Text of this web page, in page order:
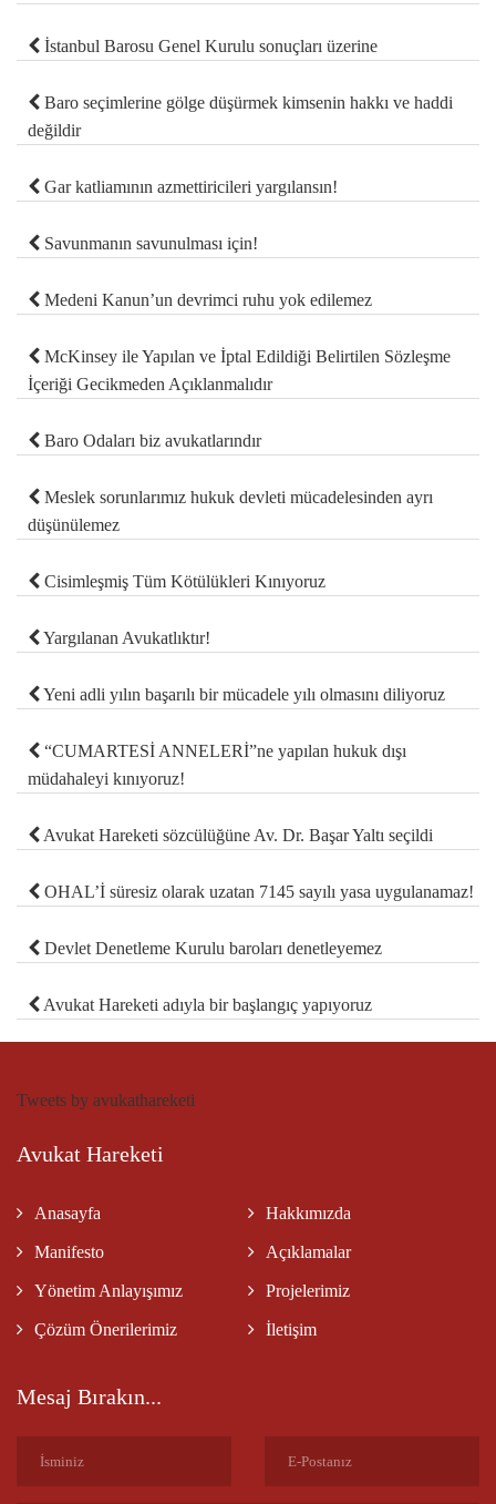
İstanbul Barosu Genel Kurulu sonuçları üzerine
Baro seçimlerine gölge düşürmek kimsenin hakkı ve haddi
değildir
Gar katliamının azmettiricileri yargılansın!
Savunmanın savunulması için!
Medeni Kanun’un devrimci ruhu yok edilemez
McKinsey ile Yapılan ve İptal Edildiği Belirtilen Sözleşme
İçeriği Gecikmeden Açıklanmalıdır
Baro Odaları biz avukatlarındır
Meslek sorunlarımız hukuk devleti mücadelesinden ayrı
düşünülemez
Cisimleşmiş Tüm Kötülükleri Kınıyoruz
Yargılanan Avukatlıktır!
Yeni adli yılın başarılı bir mücadele yılı olmasını diliyoruz
“CUMARTESİ ANNELERİ”ne yapılan hukuk dışı
müdahaleyi kınıyoruz!
Avukat Hareketi sözcülüğüne Av. Dr. Başar Yaltı seçildi
OHAL’İ süresiz olarak uzatan 7145 sayılı yasa uygulanamaz!
Devlet Denetleme Kurulu baroları denetleyemez
Avukat Hareketi adıyla bir başlangıç yapıyoruz
Tweets by avukathareketi
Avukat Hareketi
Anasayfa Hakkımızda
Manifesto Açıklamalar
Yönetim Anlayışımız Projelerimiz
Çözüm Önerilerimiz İletişim
Mesaj Bırakın...